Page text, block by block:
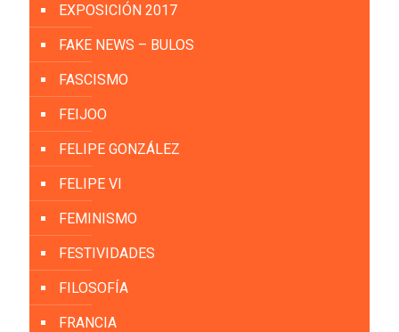
EXPOSICIÓN 2017
FAKE NEWS – BULOS
FASCISMO
FEIJOO
FELIPE GONZÁLEZ
FELIPE VI
FEMINISMO
FESTIVIDADES
FILOSOFÍA
FRANCIA